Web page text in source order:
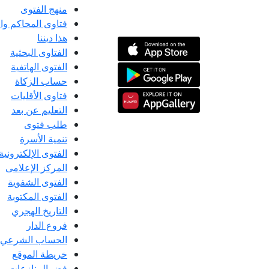
منهج الفتوى
فتاوى المحاكم
هذا ديننا
الفتاوى البحثية
الفتوى الهاتفية
حساب الزكاة
فتاوى الأقليات
التعليم عن بعد
طلب فتوى
تنمية الأسرة
الفتوى الإلكترونية
المركز الإعلامى
الفتوى الشفوية
الفتوى المكتوبة
التاريخ الهجري
فروع الدار
الحساب الشرعي
خريطة الموقع